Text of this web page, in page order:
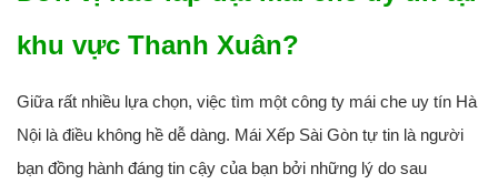
khu vực Thanh Xuân?
Giữa rất nhiều lựa chọn, việc tìm một công ty mái che uy tín Hà
Nội là điều không hề dễ dàng. Mái Xếp Sài Gòn tự tin là người
bạn đồng hành đáng tin cậy của bạn bởi những lý do sau